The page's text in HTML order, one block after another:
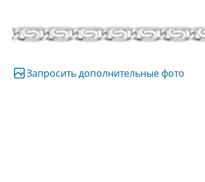
Запросить дополнительные фото